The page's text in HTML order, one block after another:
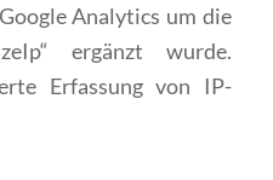
Analytics um die
ergänzt wurde.
Erfassung von IP-